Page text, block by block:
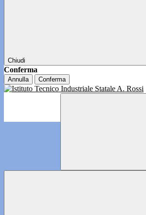
Chiudi
Conferma
Annulla Conferma